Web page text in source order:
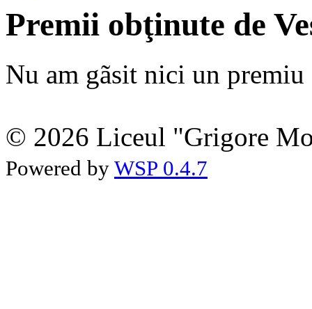
Premii obţinute de
Nu am gãsit nici un premiu
© 2026 Liceul "Grigore
Powered by WSP 0.4.7